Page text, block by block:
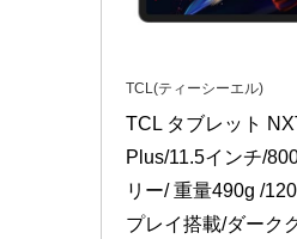
TCL(ティーシーエル)
TCL タブレット
Plus/11.5インチ/
リー/ 重量490g /
プレイ搭載/ダーク